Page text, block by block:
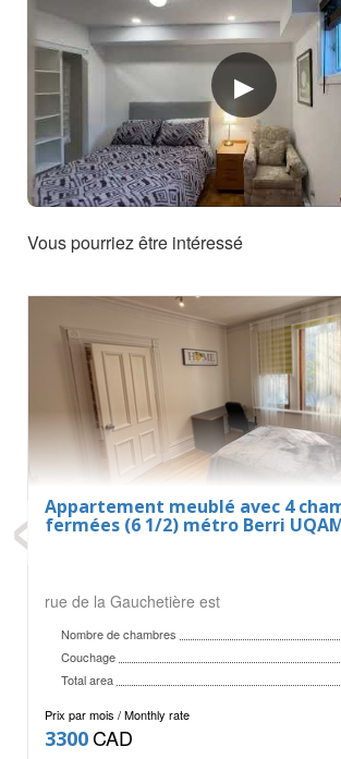
Vous pourriez être intéressé
Appartement meublé avec 4
fermées (6 1/2) métro Berri
rue de la Gauchetière est
Nombre de chambres
Couchage
Total area
Prix par mois / Monthly rate
3300CAD
‹